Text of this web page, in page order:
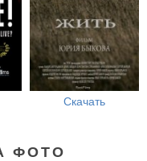
Скачать
ФОТО